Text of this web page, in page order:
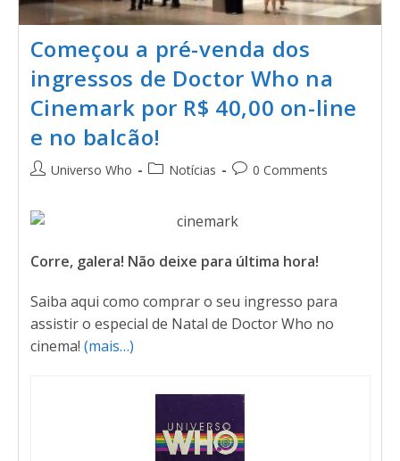
Começou a pré-venda dos
ingressos de Doctor Who na
Cinemark por R$ 40,00 on-line
e no balcão!
Universo Who Notícias 0 Comments
Corre, galera! Não deixe para última hora!
Saiba aqui como comprar o seu ingresso para
assistir o especial de Natal de Doctor Who no
cinema! (mais…)